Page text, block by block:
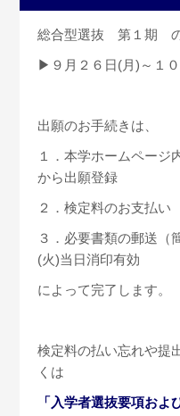
総合型選抜 第１期 の
▶９月２６日(月)～１
出願のお手続きは、
１．本学ホームページ
から出願登録
２．検定料のお支払い
３．必要書類の郵送
(火)当日消印有効
によって完了します。
検定料の払い忘れや提
くは
「入学者選抜要項およ